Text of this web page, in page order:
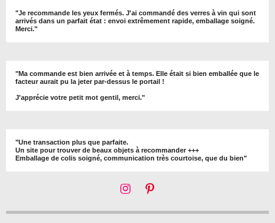
"Je recommande les yeux fermés. J'ai commandé des verres à vin qui sont
arrivés dans un parfait état : envoi extrêmement rapide, emballage soigné.
Merci."
"Ma commande est bien arrivée et à temps. Elle était si bien emballée que le
facteur aurait pu la jeter par-dessus le portail !
J'apprécie votre petit mot gentil, merci."
"Une transaction plus que parfaite.
Un site pour trouver de beaux objets à recommander +++
Emballage de colis soigné, communication très courtoise, que du bien"
I
s
P
n